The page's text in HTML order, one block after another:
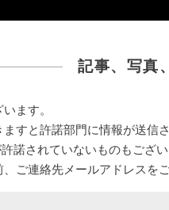
記事、写真
ます。
すと許諾部門に情報が送信
諾されていないものもござ
ご連絡先メールアドレスを